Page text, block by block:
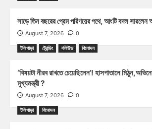
সাড়ে তিন বছরের প্রেম পরিণয়ের পথে, আংটি বদল
August 7, 2026 0
টলিপাড়া ট্রেন্ডিং বলিউড বিনোদন
‘বিষয়টা নীরব রাখতে চেয়েছিলেন’! হাসপাতালে
মুখ্যমন্ত্রী ?
August 7, 2026 0
টলিপাড়া বিনোদন